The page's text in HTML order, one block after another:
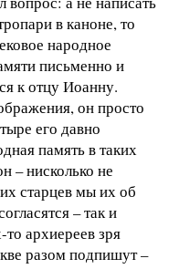
в каноне, то
народное
письменно и
к отцу Иоанну.
он просто
его давно
память в таких
– нисколько не
старцев мы их об
– так и
архиереев зря
разом подпишут –